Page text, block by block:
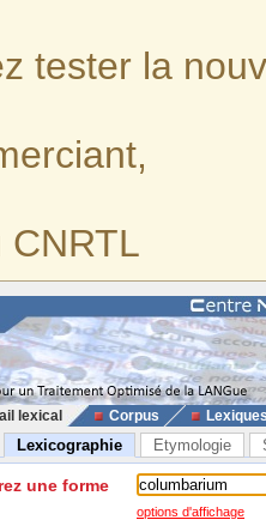
tester la
CNRTL
lexical Corpus
Lexicographie Etymologie
une forme
options d'affichage